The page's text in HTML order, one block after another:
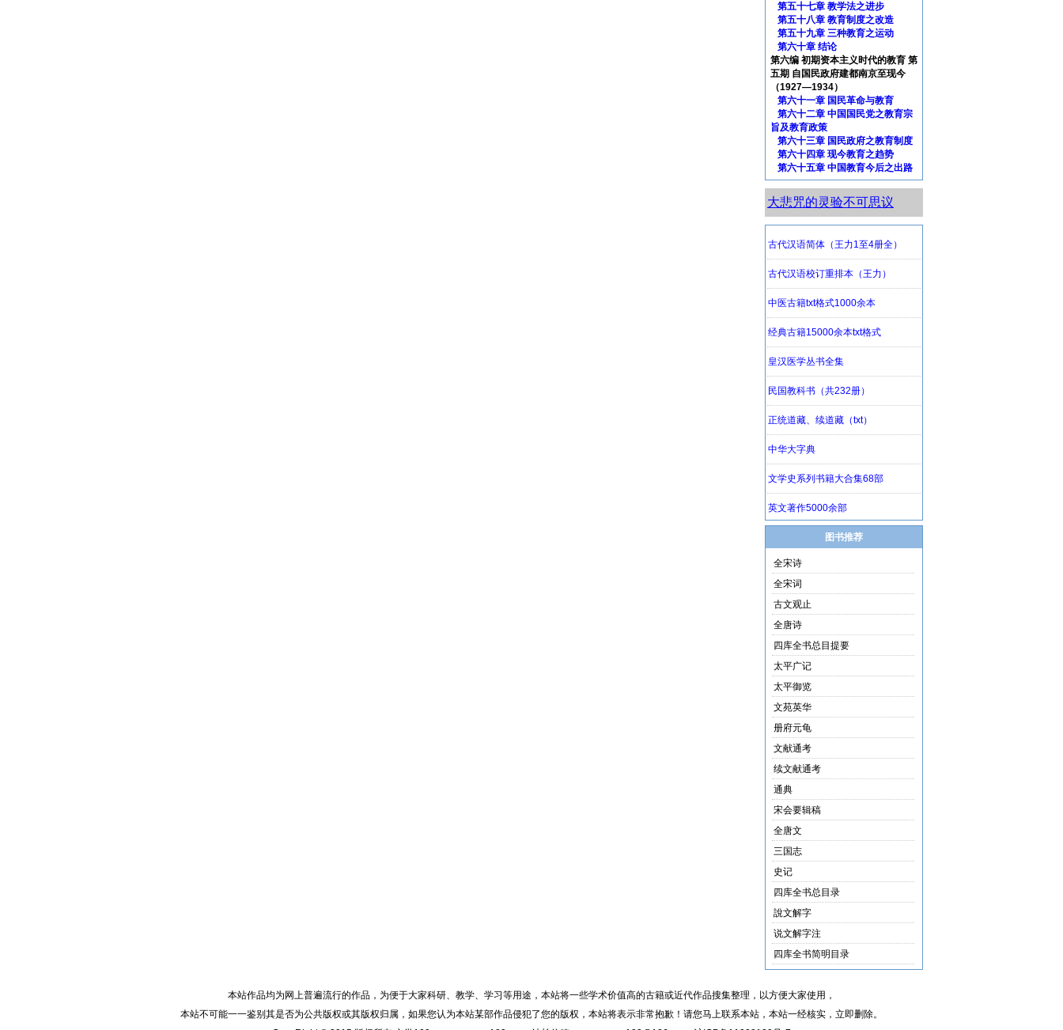
第五十七章 教学法之进步
第五十八章 教育制度之改造
第五十九章 三种教育之运动
第六十章 结论
第六编 初期资本主义时代的教育 第
五期 自国民政府建都南京至现今
（1927—1934）
第六十一章 国民革命与教育
第六十二章 中国国民党之教育宗
旨及教育政策
第六十三章 国民政府之教育制度
第六十四章 现今教育之趋势
第六十五章 中国教育今后之出路
大悲咒的灵验不可思议
图书推荐
全宋诗
全宋词
古文观止
全唐诗
四库全书总目提要
太平广记
太平御览
文苑英华
册府元龟
文献通考
续文献通考
通典
宋会要辑稿
全唐文
三国志
史记
四库全书总目录
說文解字
说文解字注
四库全书简明目录
本站作品均为网上普遍流行的作品，为便于大家科研、教学、学习等用途，本站将一些学术价值高的古籍或近代作品搜集整理，以方便大家使用，
本站不可能一一鉴别其是否为公共版权或其版权归属，如果您认为本站某部作品侵犯了您的版权，本站将表示非常抱歉！请您马上联系本站，本站一经核实，立即删除。